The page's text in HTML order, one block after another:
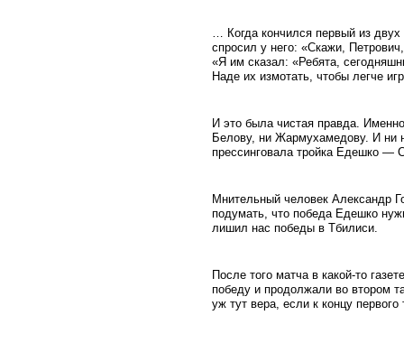
… Когда кончился первый из
спросил у него: «Скажи,
«Я им сказал: «Ребята,
Наде их измотать, чтобы легче
И это была чистая правда.
Белову, ни Жармухамедову. И ни
прессинговала тройка Едешко —
Мнительный человек Александр
подумать, что победа Едешко
лишил нас победы в Тбилиси.
После того матча в какой-то
победу и продолжали во втором
уж тут вера, если к концу